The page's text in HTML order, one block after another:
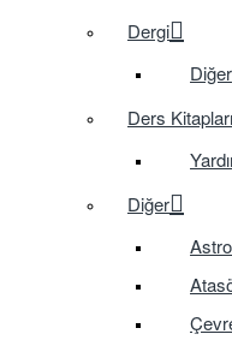
Dergi
Diğer
Ders Kitapları
Diğer